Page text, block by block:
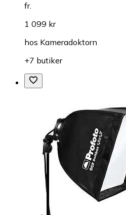
fr.
1 099 kr
hos Kameradoktorn
+7 butiker